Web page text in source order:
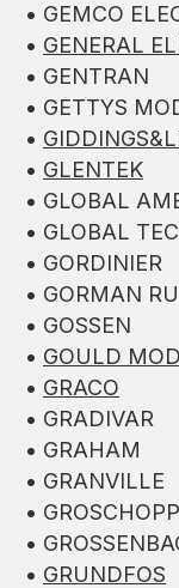
• GEMCO
• GENERAL
• GENTRAN
• GETTYS
•
• GLENTEK
• GLOBAL
• GLOBAL
• GORDINIER
• GORMAN
• GOSSEN
• GOULD
• GRACO
• GRADIVAR
• GRAHAM
• GRANVILLE
• GROSCHOPP
•
• GRUNDFOS